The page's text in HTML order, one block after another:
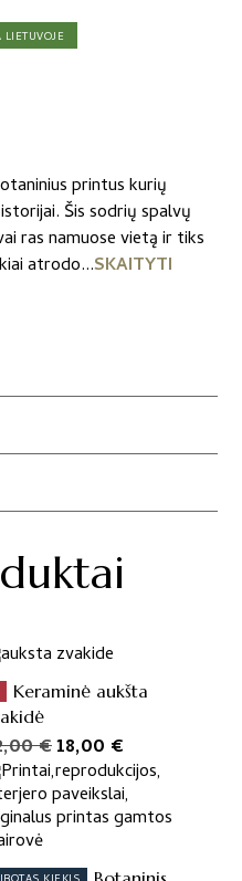
LIETUVOJE
printus kurių
Šis sodrių spalvų
ras namuose vietą ir tiks
atrodo...SKAITYTI
Keraminė aukšta
€Original
price
was:
22,00 €.
18,00 €
price
is:
18,00 €.